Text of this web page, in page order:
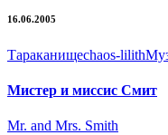
16.06.2005
Тараканищеchaos-lilith
Мистер и миссис Смит
Mr. and Mrs. Smith